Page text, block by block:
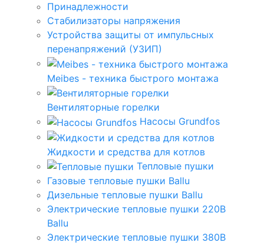
Принадлежности
Стабилизаторы напряжения
Устройства защиты от импульсных
перенапряжений (УЗИП)
Meibes - техника быстрого монтажа
Вентиляторные горелки
Насосы Grundfos
Жидкости и средства для котлов
Тепловые пушки
Газовые тепловые пушки Ballu
Дизельные тепловые пушки Ballu
Электрические тепловые пушки 220В
Ballu
Электрические тепловые пушки 380В